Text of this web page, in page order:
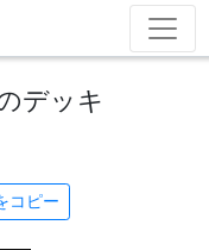
デッキ
コピー